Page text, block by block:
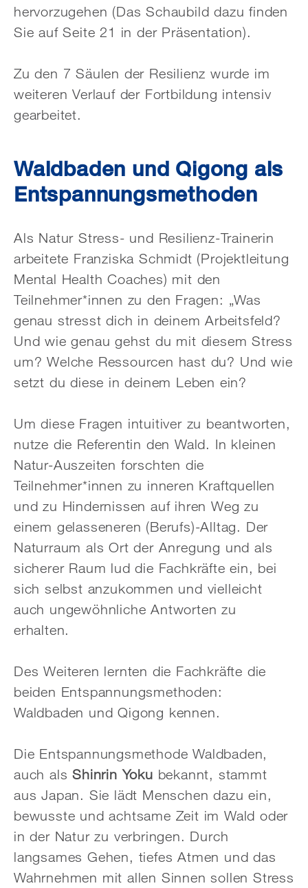
hervorzugehen (Das Schaubild dazu finden
Sie auf Seite 21 in der Präsentation).
Zu den 7 Säulen der Resilienz wurde im
weiteren Verlauf der Fortbildung intensiv
gearbeitet.
Waldbaden und Qigong als
Entspannungsmethoden
Als Natur Stress- und Resilienz-Trainerin
arbeitete Franziska Schmidt (Projektleitung
Mental Health Coaches) mit den
Teilnehmer*innen zu den Fragen: „Was
genau stresst dich in deinem Arbeitsfeld?
Und wie genau gehst du mit diesem Stress
um? Welche Ressourcen hast du? Und wie
setzt du diese in deinem Leben ein?
Um diese Fragen intuitiver zu beantworten,
nutze die Referentin den Wald. In kleinen
Natur-Auszeiten forschten die
Teilnehmer*innen zu inneren Kraftquellen
und zu Hindernissen auf ihren Weg zu
einem gelasseneren (Berufs)-Alltag. Der
Naturraum als Ort der Anregung und als
sicherer Raum lud die Fachkräfte ein, bei
sich selbst anzukommen und vielleicht
auch ungewöhnliche Antworten zu
erhalten.
Des Weiteren lernten die Fachkräfte die
beiden Entspannungsmethoden:
Waldbaden und Qigong kennen.
Die Entspannungsmethode Waldbaden,
auch alsShinrin Yoku bekannt, stammt
aus Japan. Sie lädt Menschen dazu ein,
bewusste und achtsame Zeit im Wald oder
in der Natur zu verbringen. Durch
langsames Gehen, tiefes Atmen und das
Wahrnehmen mit allen Sinnen sollen Stress